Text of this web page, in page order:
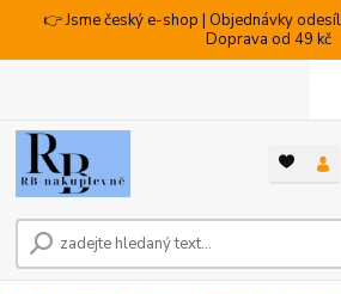
👉 Jsme český e-shop | Objednávky
Doprava od 49 kč